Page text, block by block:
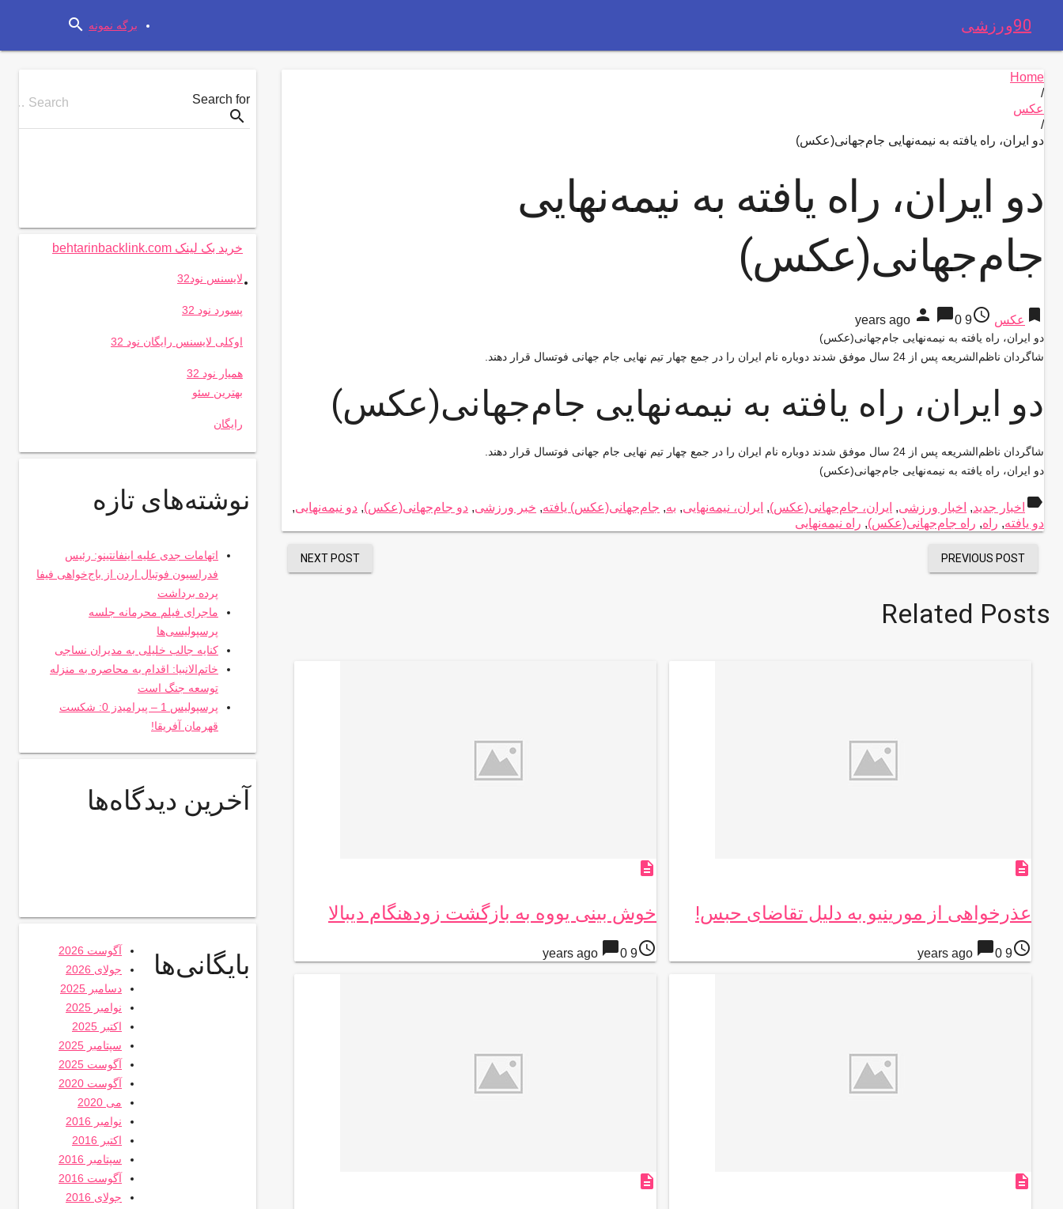
90ورزشی برگه نمونه search
Home
/
عکس
/
دو ایران، راه یافته به نیمه‌نهایی جام‌جهانی(عکس)
دو ایران، راه یافته به نیمه‌نهایی
جام‌جهانی(عکس)
bookmark عکس access_time
9 years ago
person chat_bubble0
دو ایران، راه یافته به نیمه‌نهایی جام‌جهانی(عکس)
شاگردان ناظم‌الشریعه پس از 24 سال موفق شدند دوباره نام ایران را در جمع چهار تیم نهایی جام جهانی فوتسال قرار دهند.
دو ایران، راه یافته به نیمه‌نهایی جام‌جهانی(عکس)
شاگردان ناظم‌الشریعه پس از 24 سال موفق شدند دوباره نام ایران را در جمع چهار تیم نهایی جام جهانی فوتسال قرار دهند.
دو ایران، راه یافته به نیمه‌نهایی جام‌جهانی(عکس)
label اخبار جدید, اخبار ورزشی, ایران، جام‌جهانی(عکس), ایران، نیمه‌نهایی, به, جام‌جهانی(عکس) یافته, خبر ورزشی, دو جام‌جهانی(عکس), دو نیمه‌نهایی,
دو یافته, راه, راه جام‌جهانی(عکس), راه نیمه‌نهایی
PREVIOUS POST
NEXT POST
Related Posts
description
عذرخواهی از مورینیو به دلیل تقاضای حبس!
access_time
9 years ago
chat_bubble0
description
خوش بینی یووه به بازگشت زودهنگام دیبالا
access_time
9 years ago
chat_bubble0
description
description
Search for
Search …
search
.
خرید بک لینک behtarinbacklink.com
لایسنس نود32
پسورد نود 32
اوکلی لایسنس رایگان نود 32
همیار نود 32
بهترین سئو
رایگان
نوشته‌های تازه
اتهامات جدی علیه اینفانتینو: رئیس
فدراسیون فوتبال اردن از باج‌خواهی فیفا
پرده برداشت
ماجرای فیلم محرمانه جلسه
پرسپولیسی‌ها
کنایه جالب خلیلی به مدیران نساجی
خاتم‌الانبیا: اقدام به محاصره به منزله
توسعه جنگ است
پرسپولیس 1 – پیرامیدز 0: شکست
قهرمان آفریقا!
آخرین دیدگاه‌ها
بایگانی‌ها
آگوست 2026
جولای 2026
دسامبر 2025
نوامبر 2025
اکتبر 2025
سپتامبر 2025
آگوست 2025
آگوست 2020
می 2020
نوامبر 2016
اکتبر 2016
سپتامبر 2016
آگوست 2016
جولای 2016